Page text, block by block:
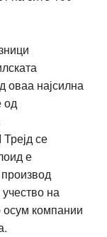
оваа најсилна
од
се
е
на
компании